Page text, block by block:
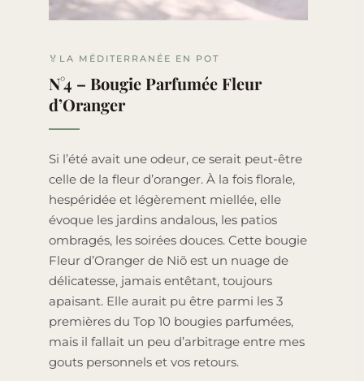
🏅LA MÉDITERRANÉE EN POT
N°4 – Bougie Parfumée Fleur
d’Oranger
Si l’été avait une odeur, ce serait peut-être
celle de la fleur d’oranger. À la fois florale,
hespéridée et légèrement miellée, elle
évoque les jardins andalous, les patios
ombragés, les soirées douces. Cette bougie
Fleur d’Oranger de Niõ est un nuage de
délicatesse, jamais entêtant, toujours
apaisant. Elle aurait pu être parmi les 3
premières du Top 10 bougies parfumées,
mais il fallait un peu d’arbitrage entre mes
gouts personnels et vos retours.